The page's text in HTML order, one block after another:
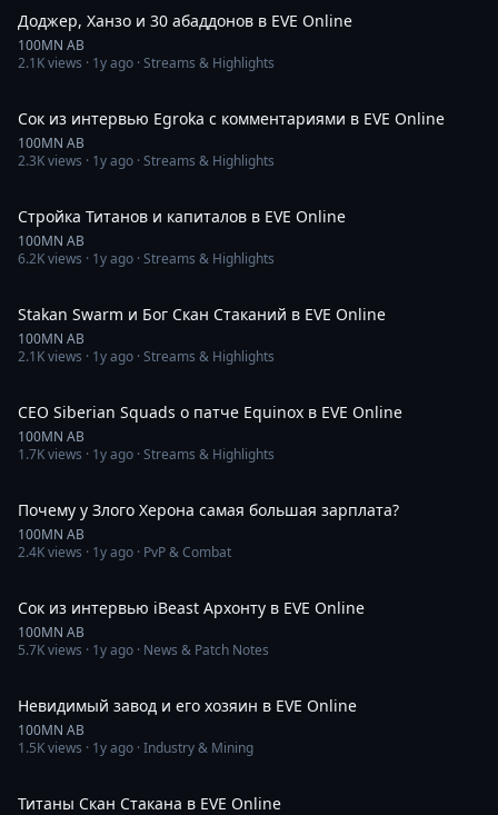
Доджер, Ханзо и 30 абаддонов в EVE Online
100MN AB
2.1Kviews · 1y ago · Streams & Highlights
Сок из интервью Egrokа с комментариями в EVE Online
100MN AB
2.3Kviews · 1y ago · Streams & Highlights
Cтройка Титанов и капиталов в EVE Online
100MN AB
6.2Kviews · 1y ago · Streams & Highlights
Stakan Swarm и Бог Скан Стаканий в EVE Online
100MN AB
2.1Kviews · 1y ago · Streams & Highlights
CEO Siberian Squads о патче Equinox в EVE Online
100MN AB
1.7Kviews · 1y ago · Streams & Highlights
Почему у Злого Херона самая большая зарплата?
100MN AB
2.4Kviews · 1y ago · PvP & Combat
Сок из интервью iBeast Aрхонту в EVE Online
100MN AB
5.7Kviews · 1y ago · News & Patch Notes
Невидимый завод и его хозяин в EVE Online
100MN AB
1.5Kviews · 1y ago · Industry & Mining
Титаны Скан Стакана в EVE Online